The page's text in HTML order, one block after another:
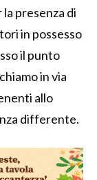
presenza di
in possesso
il punto
in via
allo
differente.